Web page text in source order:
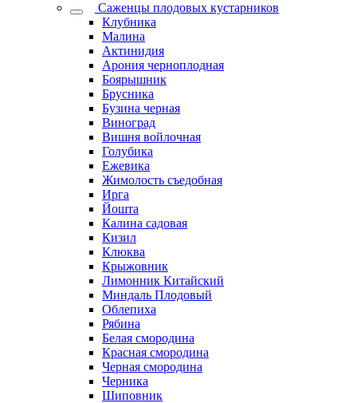
Саженцы плодовых кустарников
Клубника
Малина
Актинидия
Арония черноплодная
Боярышник
Брусника
Бузина черная
Виноград
Вишня войлочная
Голубика
Ежевика
Жимолость съедобная
Ирга
Йошта
Калина садовая
Кизил
Клюква
Крыжовник
Лимонник Китайский
Миндаль Плодовый
Облепиха
Рябина
Белая смородина
Красная смородина
Черная смородина
Черника
Шиповник